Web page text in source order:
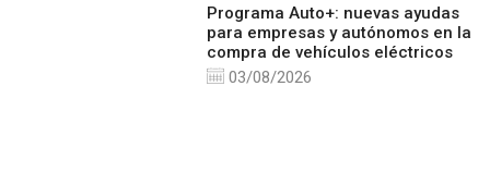
Programa Auto+: nuevas ayudas
para empresas y autónomos en la
compra de vehículos eléctricos
03/08/2026